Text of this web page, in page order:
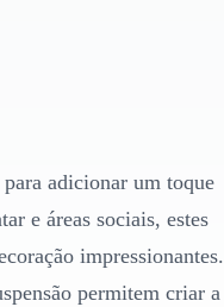
para adicionar um toque
e áreas sociais, estes
impressionantes.
permitem criar a